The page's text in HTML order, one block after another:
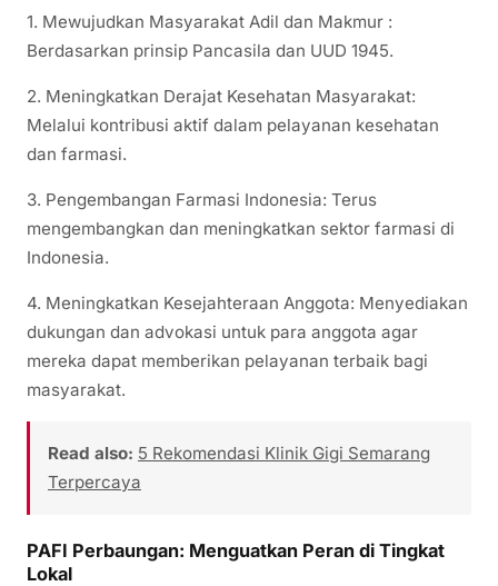
1. Mewujudkan Masyarakat Adil dan Makmur :
Berdasarkan prinsip Pancasila dan UUD 1945.
2. Meningkatkan Derajat Kesehatan Masyarakat:
Melalui kontribusi aktif dalam pelayanan kesehatan
dan farmasi.
3. Pengembangan Farmasi Indonesia: Terus
mengembangkan dan meningkatkan sektor farmasi di
Indonesia.
4. Meningkatkan Kesejahteraan Anggota: Menyediakan
dukungan dan advokasi untuk para anggota agar
mereka dapat memberikan pelayanan terbaik bagi
masyarakat.
Read also: 5 Rekomendasi Klinik Gigi Semarang
Terpercaya
PAFI Perbaungan: Menguatkan Peran di Tingkat
Lokal